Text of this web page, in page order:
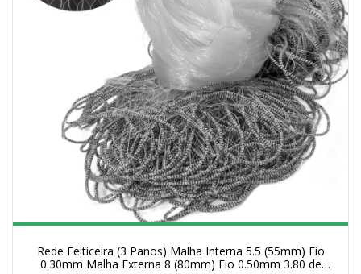
Rede Feiticeira (3 Panos) Malha Interna 5.5 (55mm) Fio
0.30mm Malha Externa 8 (80mm) Fio 0.50mm 3.80 de